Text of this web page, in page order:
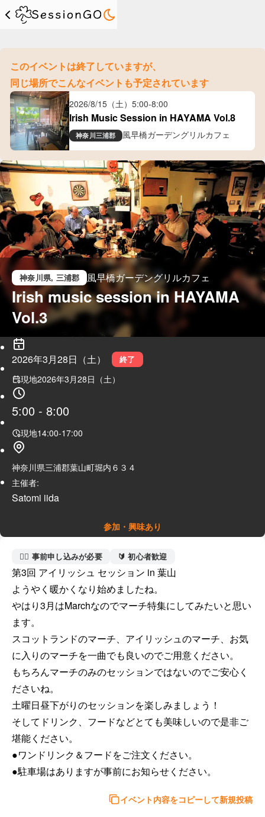
このイベントは終了していますが、
同じ場所でこんなイベントも予定されています
2026/8/15（土） 5:00-8:00
Irish Music Session in HAYAMA Vol.8
神奈川三浦郡 風早橋ガーデングリルカフェ
神奈川県, 三浦郡 風早橋ガーデングリルカフェ
Irish music session in HAYAMA
Vol.3
2026年3月28日（土） 終了
現地2026年3月28日（土）
5:00 - 8:00
現地14:00-17:00
神奈川県三浦郡葉山町堀内６３４
主催者:
Satomi iida
参加・興味あり
🙋‍♀️ 事前申し込みが必要 🔰 初心者歓迎
第3回 アイリッシュ セッション in 葉山
ようやく暖かくなり始めましたね。
やはり3月はMarchなのでマーチ特集にしてみたいと思い
ます。
スコットランドのマーチ、アイリッシュのマーチ、お気
に入りのマーチを一曲でも良いのでご用意ください。
もちろんマーチのみのセッションではないのでご安心く
ださいね。
土曜日昼下がりのセッションを楽しみましょう！
そしてドリンク、フードなどとても美味しいので是非ご
堪能ください。
●ワンドリンク＆フードをご注文ください。
●駐車場はありますが事前にお知らせください。
イベント内容をコピーして新規投稿